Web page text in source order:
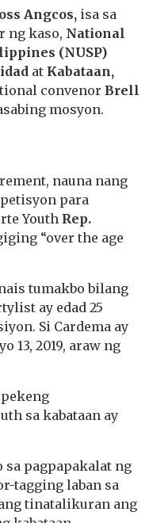
Angcos, isa sa
ng kaso, National
(NUSP)
at Kabataan,
convenor Brell
mosyon.
nauna nang
para
Youth Rep.
“over the age
tumakbo bilang
ay edad 25
Si Cardema ay
13, 2019, araw ng
sa kabataan ay
sa pagpapakalat ng
tagging laban sa
tinatalikuran ang